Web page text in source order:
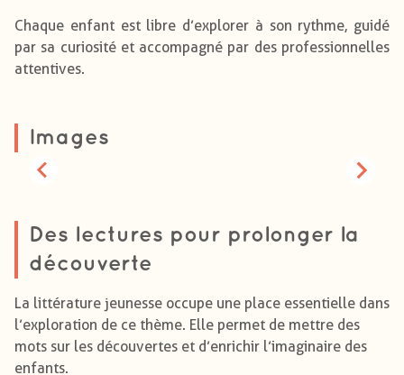
Chaque enfant est libre d’explorer à son rythme, guidé
par sa curiosité et accompagné par des professionnelles
attentives.
Images
Des lectures pour prolonger la
découverte
La littérature jeunesse occupe une place essentielle dans
l’exploration de ce thème. Elle permet de mettre des
mots sur les découvertes et d’enrichir l’imaginaire des
enfants.